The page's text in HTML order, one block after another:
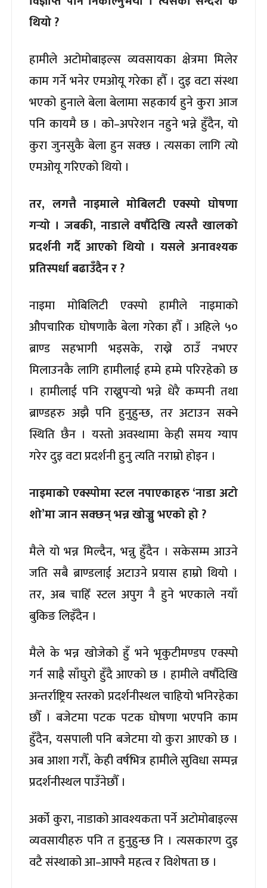
थियो ?
हामीले अटोमोबाइल्स व्यवसायका क्षेत्रमा मिलेर
काम गर्ने भनेर एमओयू गरेका हौँ । दुइ वटा संस्था
भएको हुनाले बेला बेलामा सहकार्य हुने कुरा आज
पनि कायमै छ । को–अपरेशन नहुने भन्ने हुँदैन, यो
कुरा जुनसुकै बेला हुन सक्छ । त्यसका लागि त्यो
एमओयू गरिएको थियो ।
तर, लगत्तै नाइमाले मोबिलटी एक्स्पो घोषणा
गर्‍यो । जबकी, नाडाले वर्षौदेखि त्यस्तै खालको
प्रदर्शनी गर्दै आएको थियो । यसले अनावश्यक
प्रतिस्पर्धा बढाउँदैन र ?
नाइमा मोबिलिटी एक्स्पो हामीले नाइमाको
औपचारिक घोषणाकै बेला गरेका हौँ । अहिले ५०
ब्राण्ड सहभागी भइसके, राख्ने ठाउँ नभएर
मिलाउनकै लागि हामीलाई हम्मे हम्मे परिरहेको छ
। हामीलाई पनि राख्नुपर्‍यो भन्ने धेरै कम्पनी तथा
ब्राण्डहरु अझै पनि हुनुहुन्छ, तर अटाउन सक्ने
स्थिति छैन । यस्तो अवस्थामा केही समय ग्याप
गरेर दुइ वटा प्रदर्शनी हुनु त्यति नराम्रो होइन ।
नाइमाको एक्स्पोमा स्टल नपाएकाहरु ‘नाडा अटो
शो’मा जान सक्छन् भन्न खोज्नु भएको हो ?
मैले यो भन्न मिल्दैन, भन्नु हुँदैन । सकेसम्म आउने
जति सबै ब्राण्डलाई अटाउने प्रयास हाम्रो थियो ।
तर, अब चाहिँ स्टल अपुग नै हुने भएकाले नयाँ
बुकिङ लिइँदैन ।
मैले के भन्न खोजेको हुँ भने भृकुटीमण्डप एक्स्पो
गर्न साह्रै साँघुरो हुँदै आएको छ । हामीले वर्षौदेखि
अन्तर्राष्ट्रिय स्तरको प्रदर्शनीस्थल चाहियो भनिरहेका
छौँ । बजेटमा पटक पटक घोषणा भएपनि काम
हुँदैन, यसपाली पनि बजेटमा यो कुरा आएको छ ।
अब आशा गरौँ, केही वर्षभित्र हामीले सुविधा सम्पन्न
प्रदर्शनीस्थल पाउँनेछौँ ।
अर्को कुरा, नाडाको आवश्यकता पर्ने अटोमोबाइल्स
व्यवसायीहरु पनि त हुनुहुन्छ नि । त्यसकारण दुइ
वटै संस्थाको आ–आफ्नै महत्व र विशेषता छ ।